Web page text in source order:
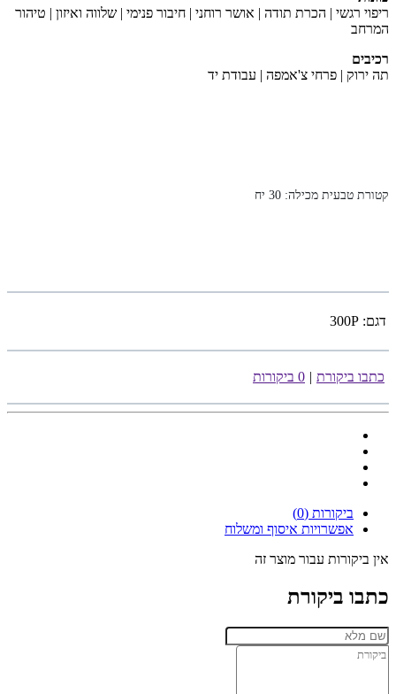
ריפוי רגשי | הכרת תודה | אושר רוחני | חיבור פנימי | שלווה ואיזון | טיהור
המרחב
רכיבים
תה ירוק | פרחי צ'אמפה | עבודת יד
קטורת טבעית מכילה: 30 יח
דגם: 300P
כתבו ביקורת | 0 ביקורות
ביקורות (0)
אפשרויות איסוף ומשלוח
אין ביקורות עבור מוצר זה
כתבו ביקורת